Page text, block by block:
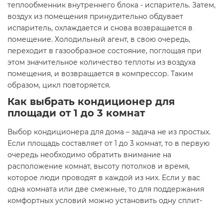
теплообменник внутреннего блока - испаритель. Затем,
воздух из помещения принудительно обдувает
испаритель, охлаждается и снова возвращается в
помещение. Холодильный агент, в свою очередь,
переходит в газообразное состояние, поглощая при
этом значительное количество теплоты из воздуха
помещения, и возвращается в компрессор. Таким
образом, цикл повторяется.
Как выбрать кондиционер для
площади от 1 до 3 комнат
Выбор кондиционера для дома – задача не из простых.
Если площадь составляет от 1 до 3 комнат, то в первую
очередь необходимо обратить внимание на
расположение комнат, высоту потолков и время,
которое люди проводят в каждой из них. Если у вас
одна комната или две смежные, то для поддержания
комфортных условий можно установить одну сплит-